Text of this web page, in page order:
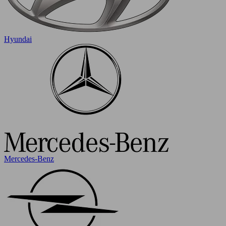
Hyundai
Mercedes-Benz